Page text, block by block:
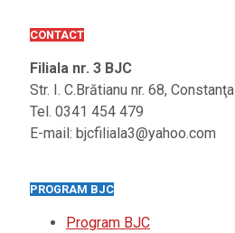
CONTACT
Filiala nr. 3 BJC
Str. I. C.Brătianu nr. 68, Constanţa
Tel. 0341 454 479
E-mail: bjcfiliala3@yahoo.com
PROGRAM BJC
Program BJC